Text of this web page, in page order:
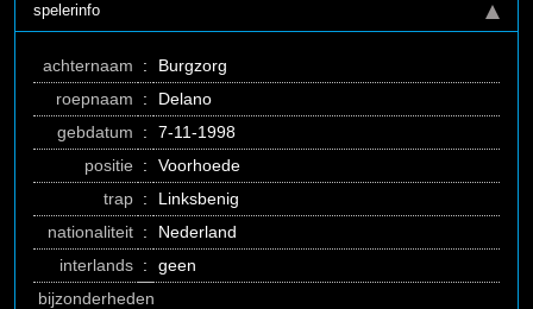
spelerinfo
achternaam :
Burgzorg
roepnaam
:
Delano
gebdatum
:
7-11-1998
positie :
Voorhoede
trap :
Linksbenig
nationaliteit :
Nederland
interlands :
geen
bijzonderheden